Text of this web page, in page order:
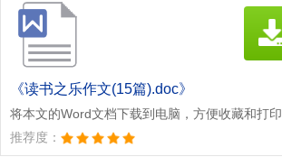
《读书之乐作文(15篇).doc》
将本文的Word文档下载到电脑，方便收藏和打印
推荐度：